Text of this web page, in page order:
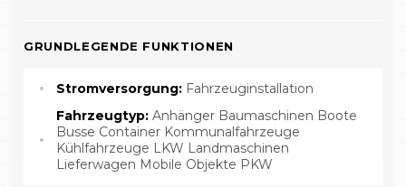
GRUNDLEGENDE FUNKTIONEN
Stromversorgung: Fahrzeuginstallation
Fahrzeugtyp: Anhänger Baumaschinen Boote
Busse Container Kommunalfahrzeuge
Kühlfahrzeuge LKW Landmaschinen
Lieferwagen Mobile Objekte PKW